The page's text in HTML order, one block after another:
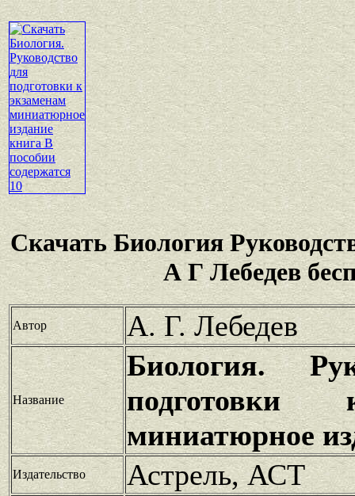
Скачать Биология
А Г Лебедев
Автор А. Г. Лебедев
Название
Биология.
подготовки
миниатюрное
Издательство Астрель, АСТ